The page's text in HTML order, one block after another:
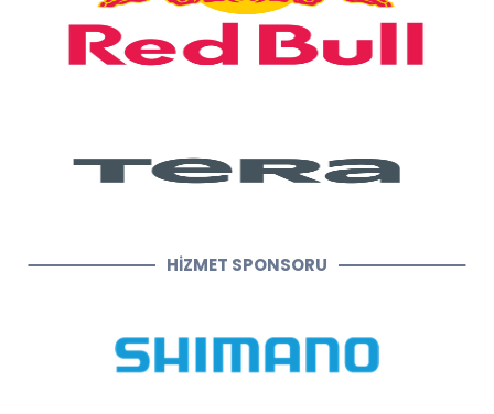
HİZMET SPONSORU